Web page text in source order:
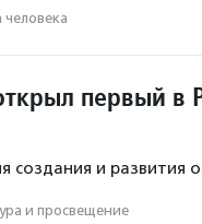
человека
первый в
создания и развития
и просвещение